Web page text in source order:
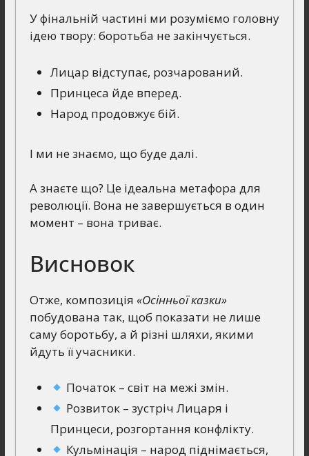
У фінальній частині ми розуміємо головну
ідею твору: боротьба не закінчується.
Лицар відступає, розчарований.
Принцеса йде вперед.
Народ продовжує бій.
І ми не знаємо, що буде далі.
А знаєте що? Це ідеальна метафора для
революції. Вона не завершується в один
момент – вона триває.
Висновок
Отже, композиція «Осінньої казки»
побудована так, щоб показати не лише
саму боротьбу, а й різні шляхи, якими
йдуть її учасники.
Початок – світ на межі змін.
Розвиток – зустріч Лицаря і
Принцеси, розгортання конфлікту.
Кульмінація – народ піднімається,